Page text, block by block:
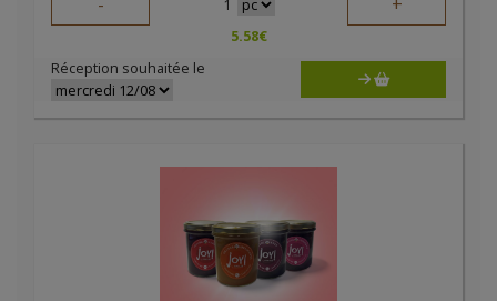
1
5.58€
Réception souhaitée le